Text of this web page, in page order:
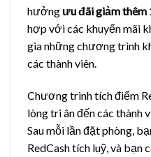
hưởng ưu đãi giảm thêm
hợp với các khuyến mãi
gia những chương trình
các thành viên.
Chương trình tích điểm
lòng tri ân đến các thành
Sau mỗi lần đặt phòng,
RedCash tích luỹ, và bạn